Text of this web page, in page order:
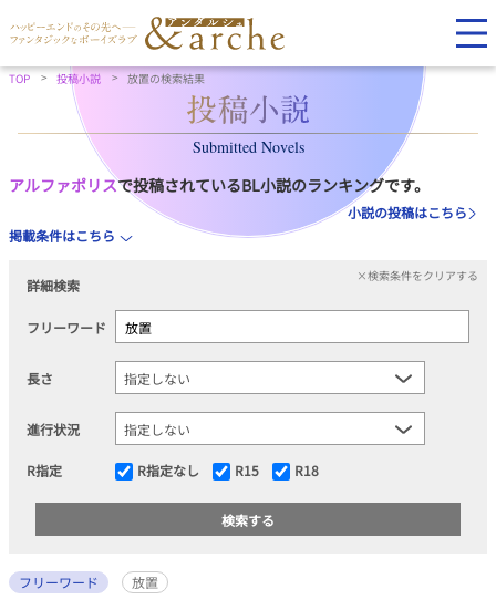
TOP 投稿小説 放置の検索結果
Submitted Novels
アルファポリスで投稿されているBL小説のランキングです。
小説の投稿はこちら
掲載条件はこちら
詳細検索
×検索条件をクリアする
フリーワード
長さ
進行状況
R指定 R指定なし R15 R18
フリーワード
放置